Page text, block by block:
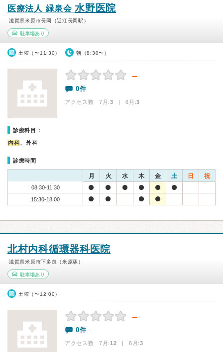
医療法人 緑泉会水野医院
滋賀県米原市長岡（近江長岡駅）
駐車場あり
土曜（〜11:30） 朝（8:30〜）
－
0件
アクセス数 7月:3 | 6月:3
診療科目：
内科、外科
診療時間
月 火 水 木 金 土 日 祝
08:30-11:30
15:30-18:00
北村内科循環器科医院
滋賀県米原市下多良（米原駅）
駐車場あり
土曜（〜12:00）
－
0件
アクセス数 7月:12 | 6月:3